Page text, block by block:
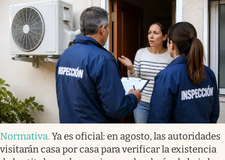
Normativa. Ya es oficial: en agosto, las autoridades
visitarán casa por casa para verificar la existencia